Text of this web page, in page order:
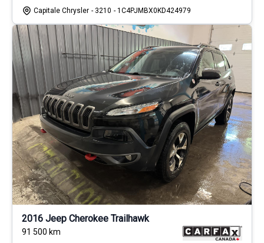
Capitale Chrysler - 3210 - 1C4PJMBX0KD424979
2016 Jeep Cherokee Trailhawk
91 500 km